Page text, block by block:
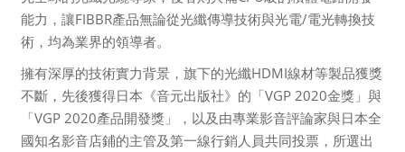
能力，讓FIBBR產品無論從光纖傳導技術與光電/電光轉換技
術，均為業界的領導者。
擁有深厚的技術實力背景，旗下的光纖HDMI線材等製品獲獎
不斷，先後獲得日本《音元出版社》的「VGP 2020金獎」與
「VGP 2020產品開發獎」，以及由專業影音評論家與日本全
國知名影音店鋪的主管及第一線行銷人員共同投票，所選出